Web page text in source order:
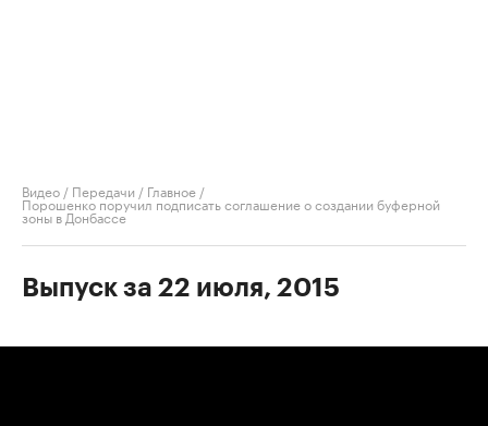
Видео / Передачи / Главное /
Порошенко поручил подписать соглашение о создании буферной
зоны в Донбассе
Выпуск за 22 июля, 2015